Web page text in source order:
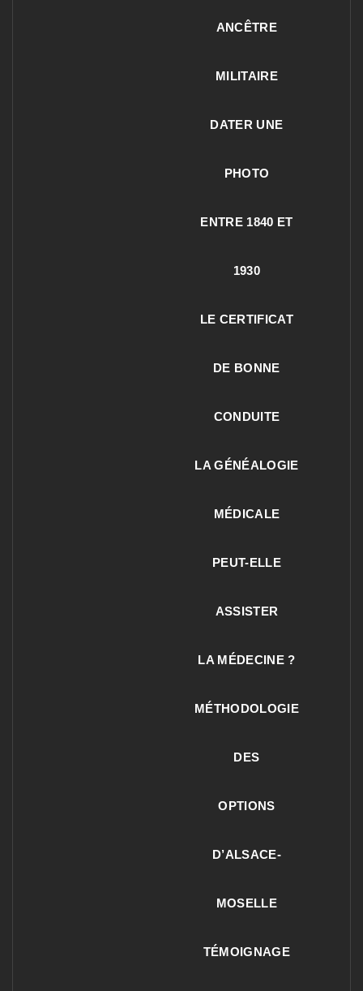
ANCÊTRE
MILITAIRE
DATER UNE
PHOTO
ENTRE 1840 ET
1930
LE CERTIFICAT
DE BONNE
CONDUITE
LA GÉNÉALOGIE
MÉDICALE
PEUT-ELLE
ASSISTER
LA MÉDECINE ?
MÉTHODOLOGIE
DES
OPTIONS
D’ALSACE-
MOSELLE
TÉMOIGNAGE